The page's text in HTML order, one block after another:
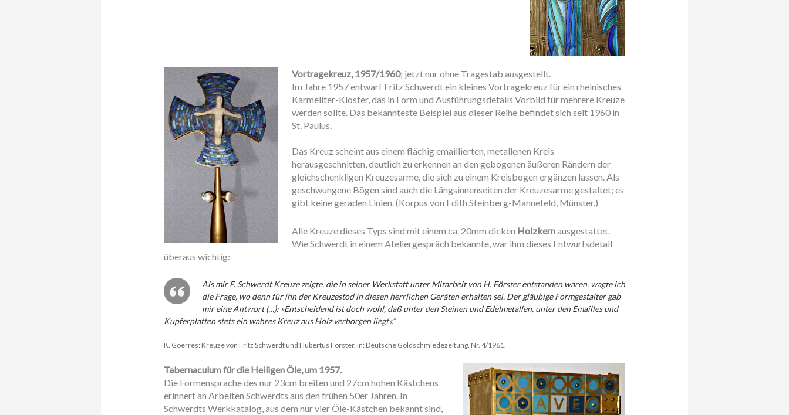
Vortragekreuz, 1957/1960; jetzt nur ohne Tragestab ausgestellt.
Im Jahre 1957 entwarf Fritz Schwerdt ein kleines Vortragekreuz für ein rheinisches
Karmeliter-Kloster, das in Form und Ausführungsdetails Vorbild für mehrere Kreuze
werden sollte. Das bekannteste Beispiel aus dieser Reihe befindet sich seit 1960 in
St. Paulus.
Das Kreuz scheint aus einem flächig emaillierten, metallenen Kreis
herausgeschnitten, deutlich zu erkennen an den gebogenen äußeren Rändern der
gleichschenkligen Kreuzesarme, die sich zu einem Kreisbogen ergänzen lassen. Als
geschwungene Bögen sind auch die Längsinnenseiten der Kreuzesarme gestaltet; es
gibt keine geraden Linien. (Korpus von Edith Steinberg-Mannefeld, Münster.)
Alle Kreuze dieses Typs sind mit einem ca. 20mm dicken Holzkernausgestattet.
Wie Schwerdt in einem Ateliergespräch bekannte, war ihm dieses Entwurfsdetail
überaus wichtig:
Als mir F. Schwerdt Kreuze zeigte, die in seiner Werkstatt unter Mitarbeit von H. Förster entstanden waren, wagte ich
die Frage, wo denn für ihn der Kreuzestod in diesen herrlichen Geräten erhalten sei. Der gläubige Formgestalter gab
mir eine Antwort (…): »Entscheidend ist doch wohl, daß unter den Steinen und Edelmetallen, unter den Emailles und
Kupferplatten stets ein wahres Kreuz aus Holz verborgen liegt«.”
K. Goerres: Kreuze von Fritz Schwerdt und Hubertus Förster. In: Deutsche Goldschmiedezeitung. Nr. 4/1961.
Tabernaculum für die Heiligen Öle, um 1957.
Die Formensprache des nur 23cm breiten und 27cm hohen Kästchens
erinnert an Arbeiten Schwerdts aus den frühen 50er Jahren. In
Schwerdts Werkkatalog, aus dem nur vier Öle-Kästchen bekannt sind,